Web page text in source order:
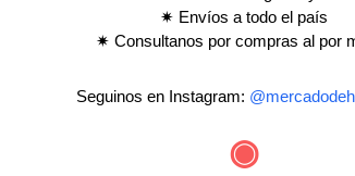
✷ Envíos a todo el país
✷ Consultanos por compras al por
Seguinos en Instagram:
◉